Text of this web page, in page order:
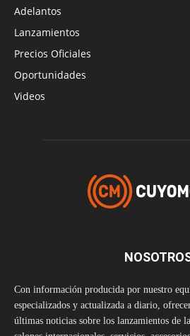
Adelantos
Lanzamientos
Precios Oficiales
Oportunidades
Videos
Con información producida por nuestro
especializados y actualizada a diario,
últimas noticias sobre los lanzamientos de